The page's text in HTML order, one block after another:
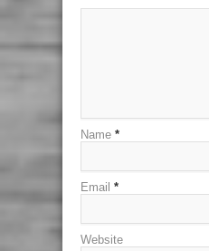
Name *
Email *
Website